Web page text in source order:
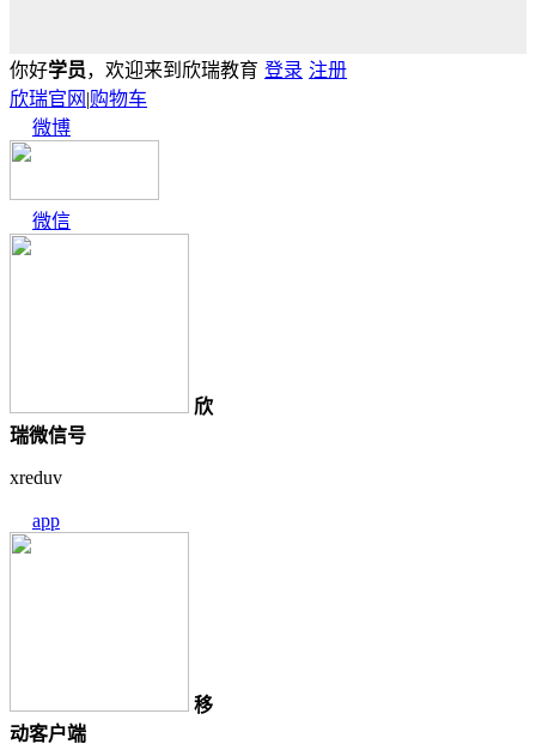
你好学员，欢迎来到欣瑞教育 登录 注册
欣瑞官网 |购物车
微博
微信
欣
瑞微信号
xreduv
app
移
动客户端